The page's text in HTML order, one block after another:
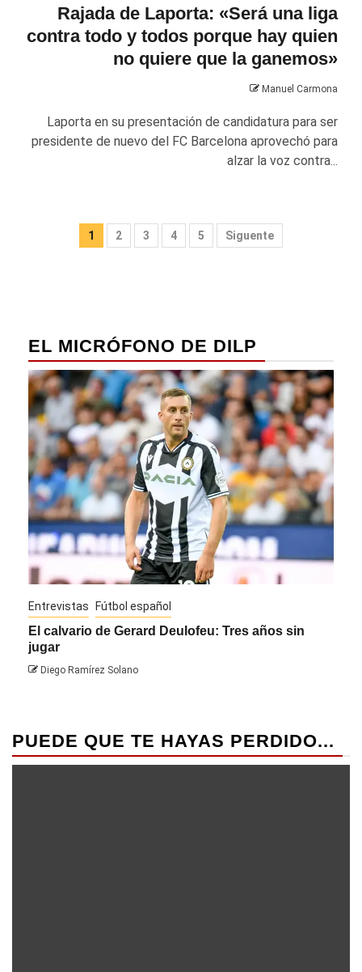
Rajada de Laporta: «Será una liga
contra todo y todos porque hay quien
no quiere que la ganemos»
Manuel Carmona
Laporta en su presentación de candidatura para ser
presidente de nuevo del FC Barcelona aprovechó para
alzar la voz contra...
Paginación
1 2 3 4 5 Siguente
EL MICRÓFONO DE DILP
Entrevistas Fútbol español
El calvario de Gerard Deulofeu: Tres años sin
jugar
Diego Ramírez Solano
PUEDE QUE TE HAYAS PERDIDO...